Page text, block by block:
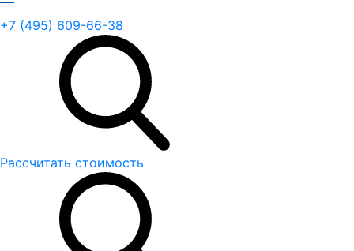
+7 (495) 609-66-38
Рассчитать стоимость